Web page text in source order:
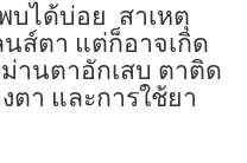
บได้บ่อย สาเหตุ
นส์ตา แต่ก็อาจเกิด
านตาอักเสบ ตาติด
ตา และการใช้ยา